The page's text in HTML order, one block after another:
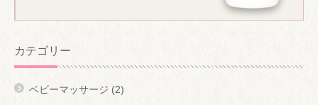
カテゴリー
ベビーマッサージ (2)